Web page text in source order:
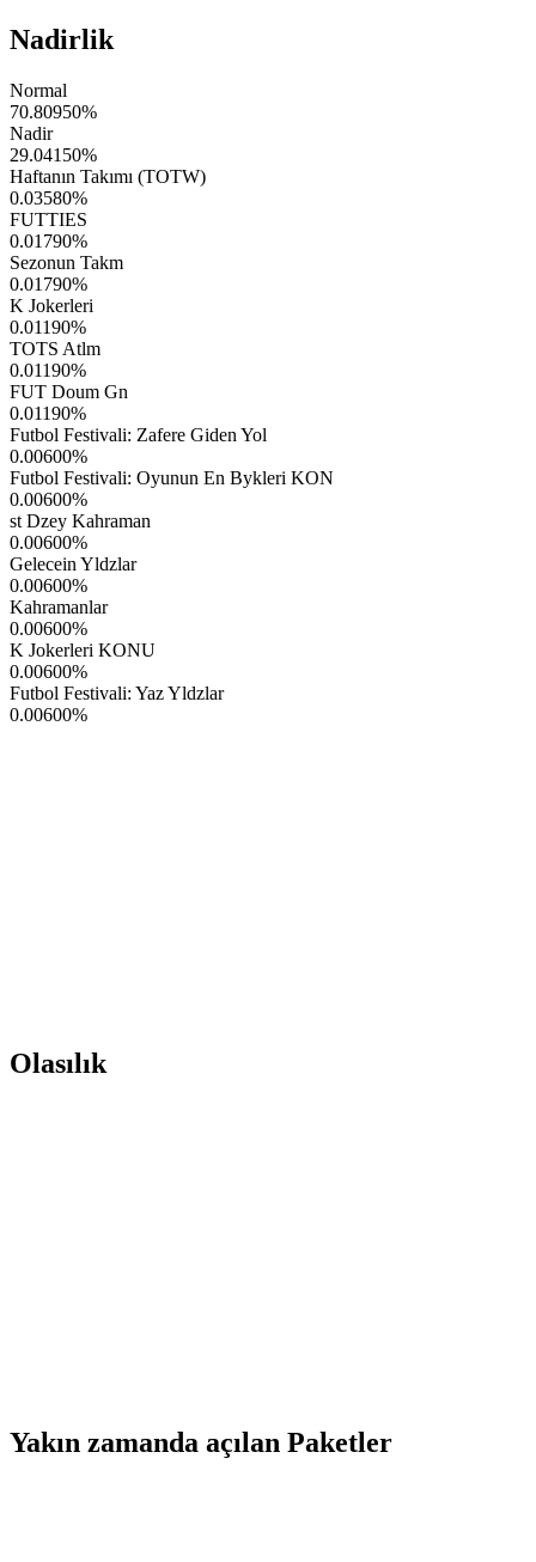
Nadirlik
Normal
70.80950%
Nadir
29.04150%
Haftanın Takımı (TOTW)
0.03580%
FUTTIES
0.01790%
Sezonun Takm
0.01790%
K Jokerleri
0.01190%
TOTS Atlm
0.01190%
FUT Doum Gn
0.01190%
Futbol Festivali: Zafere Giden Yol
0.00600%
Futbol Festivali: Oyunun En Bykleri KON
0.00600%
st Dzey Kahraman
0.00600%
Gelecein Yldzlar
0.00600%
Kahramanlar
0.00600%
K Jokerleri KONU
0.00600%
Futbol Festivali: Yaz Yldzlar
0.00600%
Olasılık
Yakın zamanda açılan Paketler